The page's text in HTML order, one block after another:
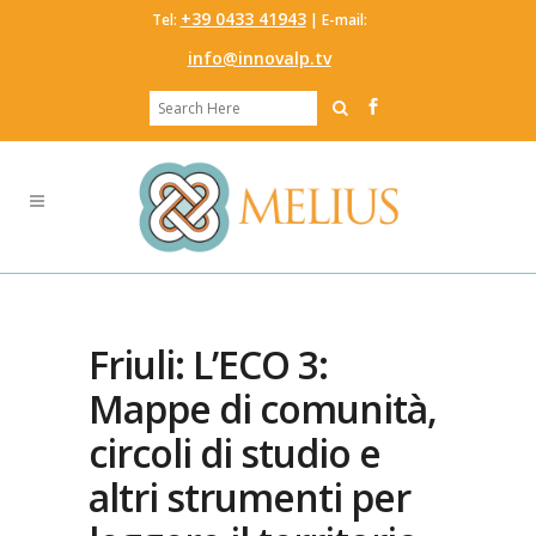
Tel: ‭+39 0433 41943‬ | E-mail:
info@innovalp.tv
Friuli: L’ECO 3:
Mappe di comunità,
circoli di studio e
altri strumenti per